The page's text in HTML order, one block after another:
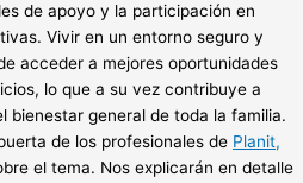
de apoyo y la participación en
Vivir en un entorno seguro y
acceder a mejores oportunidades
lo que a su vez contribuye a
bienestar general de toda la familia.
de los profesionales de Planit,
el tema. Nos explicarán en detalle